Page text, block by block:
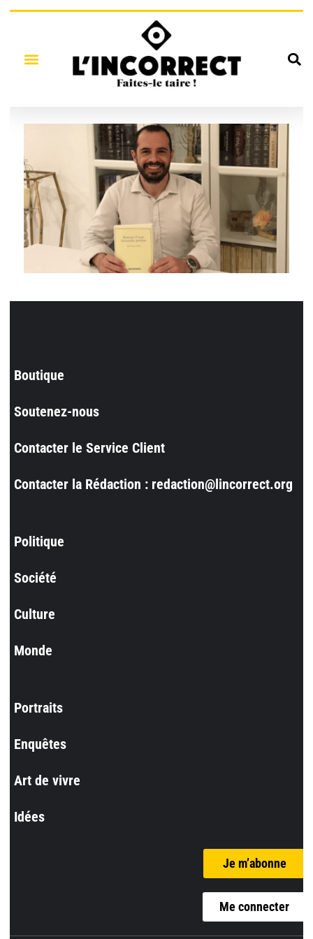
Boutique
Soutenez-nous
Contacter le Service Client
Contacter la Rédaction : redaction@lincorrect.org
Politique
Société
Culture
Monde
Portraits
Enquêtes
Art de vivre
Idées
Je m’abonne
Me connecter